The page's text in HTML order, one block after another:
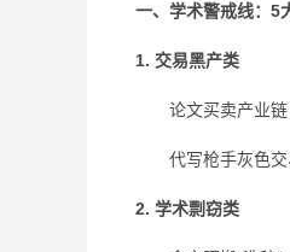
一、学术警戒线：5
1. 交易黑产类
论文买卖产业链
代写枪手灰色交
2. 学术剽窃类